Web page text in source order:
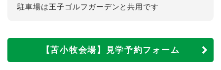
駐車場は王子ゴルフガーデンと共用です
【苫小牧会場】見学予約フォーム